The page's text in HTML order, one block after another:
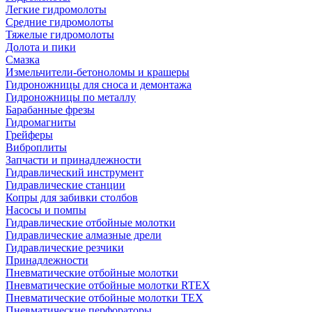
Легкие гидромолоты
Средние гидромолоты
Тяжелые гидромолоты
Долота и пики
Смазка
Измельчители-бетоноломы и крашеры
Гидроножницы для сноса и демонтажа
Гидроножницы по металлу
Барабанные фрезы
Гидромагниты
Грейферы
Виброплиты
Запчасти и принадлежности
Гидравлический инструмент
Гидравлические станции
Копры для забивки столбов
Насосы и помпы
Гидравлические отбойные молотки
Гидравлические алмазные дрели
Гидравлические резчики
Принадлежности
Пневматические отбойные молотки
Пневматические отбойные молотки RTEX
Пневматические отбойные молотки TEX